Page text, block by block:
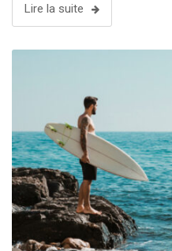
Lire la suite